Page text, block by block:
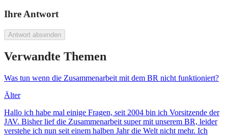
Ihre Antwort
Antwort absenden
Verwandte Themen
Was tun wenn die Zusammenarbeit mit dem BR nicht funktioniert?
Älter
Hallo ich habe mal einige Fragen, seit 2004 bin ich Vorsitzende der
JAV. Bisher lief die Zusammenarbeit super mit unserem BR, leider
verstehe ich nun seit einem halben Jahr die Welt nicht mehr. Ich